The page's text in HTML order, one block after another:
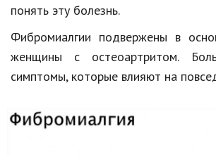
Обзоры
Рецепты
Красота и здоровье
Hi-Tech. Интернет
понять эту болезнь.
Фибромиалгии подвержены в
женщины с остеоартритом.
симптомы, которые влияют на